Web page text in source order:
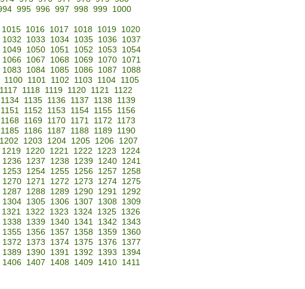
995 996 997 998 999
1000
1015 1016 1017 1018 1019 1020
1032 1033 1034 1035 1036
1037
1049 1050 1051 1052 1053
1054
1066 1067 1068 1069 1070
1071
1083 1084 1085 1086 1087
1088
1100 1101 1102 1103 1104
1105
1117 1118 1119 1120 1121
1122
1134 1135 1136 1137 1138 1139
1151 1152 1153 1154 1155 1156
1168 1169 1170 1171 1172
1173
1185 1186 1187 1188 1189 1190
1202 1203 1204 1205 1206 1207
1219 1220 1221 1222 1223
1224
1236 1237 1238 1239 1240
1241
1253 1254 1255 1256 1257
1258
1270 1271 1272 1273 1274
1275
1287 1288 1289 1290 1291
1292
1304 1305 1306 1307 1308
1309
1321 1322 1323 1324 1325 1326
1338 1339 1340 1341 1342
1343
1355 1356 1357 1358 1359
1360
1372 1373 1374 1375 1376
1377
1389 1390 1391 1392 1393
1394
1406 1407 1408 1409 1410 1411